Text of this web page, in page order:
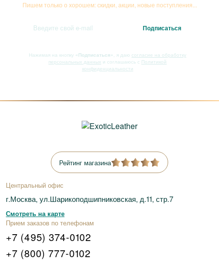
Пишем только о хорошем: скидки, акции, новые поступления...
Нажимая на кнопку «Подписаться» , я даю согласие на обработку
персональных данных и соглашаюсь с Политикой
конфиденциальности
Рейтинг магазина
Центральный офис
г.Москва, ул.Шарикоподшипниковская, д.11, стр.7
Смотреть на карте
Прием заказов по телефонам
+7 (495) 374-0102
+7 (800) 777-0102